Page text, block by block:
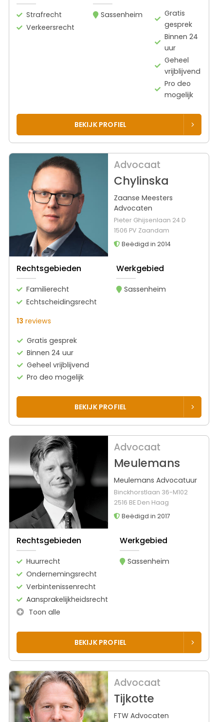
Strafrecht
Verkeersrecht
Sassenheim
Gratis
gesprek
Binnen 24
uur
Geheel
vrijblijvend
Pro deo
mogelijk
BEKIJK PROFIEL
Advocaat
Chylinska
Zaanse Meesters
Advocaten
Pieter Ghijsenlaan 24 D
1506 PV Zaandam
Beëdigd in 2014
Rechtsgebieden
Familierecht
Echtscheidingsrecht
Werkgebied
Sassenheim
13 reviews
Gratis gesprek
Binnen 24 uur
Geheel vrijblijvend
Pro deo mogelijk
BEKIJK PROFIEL
Advocaat
Meulemans
Meulemans Advocatuur
Binckhorstlaan 36-M102
2516 BE Den Haag
Beëdigd in 2017
Rechtsgebieden
Huurrecht
Ondernemingsrecht
Verbintenissenrecht
Aansprakelijkheidsrecht
Toon alle
Werkgebied
Sassenheim
BEKIJK PROFIEL
Advocaat
Tijkotte
FTW Advocaten